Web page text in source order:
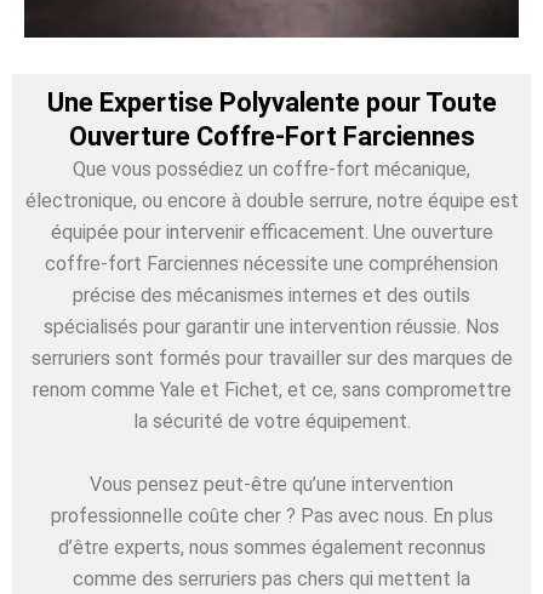
Une Expertise Polyvalente pour Toute
Ouverture Coffre-Fort Farciennes
Que vous possédiez un coffre-fort mécanique,
électronique, ou encore à double serrure, notre équipe est
équipée pour intervenir efficacement. Une ouverture
coffre-fort Farciennes nécessite une compréhension
précise des mécanismes internes et des outils
spécialisés pour garantir une intervention réussie. Nos
serruriers sont formés pour travailler sur des marques de
renom comme Yale et Fichet, et ce, sans compromettre
la sécurité de votre équipement.
Vous pensez peut-être qu’une intervention
professionnelle coûte cher ? Pas avec nous. En plus
d’être experts, nous sommes également reconnus
comme des serruriers pas chers qui mettent la